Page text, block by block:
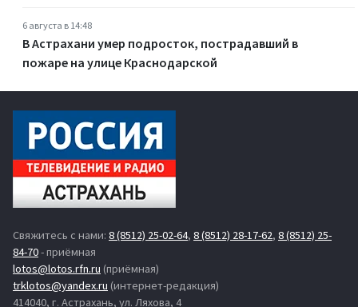
6 августа в 14:48
В Астрахани умер подросток, пострадавший в
пожаре на улице Краснодарской
Свяжитесь с нами: 8 (8512) 25-02-64, 8 (8512) 28-17-62, 8 (8512) 25-
84-70- приёмная
lotos@lotos.rfn.ru (приёмная)
trklotos@yandex.ru (интернет-редакция)
414040, г. Астрахань, ул. Ляхова, 4